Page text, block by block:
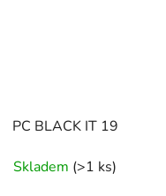
PC BLACK IT 19
Skladem (>1 ks)